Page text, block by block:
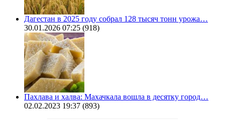
Дагестан в 2025 году собрал 128 тысяч тонн урожа…
30.01.2026 07:25 (918)
Пахлава и халва: Махачкала вошла в десятку город…
02.02.2023 19:37 (893)